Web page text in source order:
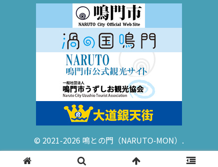
© 2021-2026 鳴との門（NARUTO-MON）.